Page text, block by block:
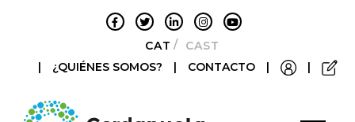
CATALÀCASTELLANO
|
¿QUIÉNES SOMOS? | CONTACTO | |